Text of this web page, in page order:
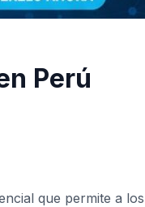
Perú
que permite a los